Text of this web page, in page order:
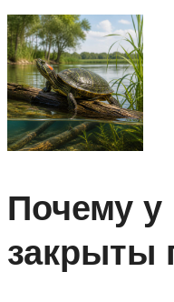
Почему
закрыты